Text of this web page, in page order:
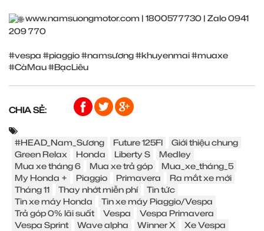
www.namsuongmotor.com | 1800577730 | Zalo 0941
209 770
#vespa #piaggio#namsương#khuyenmai#muaxe
#CàMau#BạcLiêu
CHIA SẺ:
#HEAD_Nam_Sương Future 125FI
Giới thiệu chung
Green Relax
Honda Liberty S
Medley
Mua xe tháng 6
Mua xe trả góp
Mua_xe_tháng_5
My Honda +
Piaggio Primavera
Ra mắt xe mới
Tháng 11
Thay nhớt miễn phí
Tin tức
Tin xe máy Honda
Tin xe máy Piaggio/Vespa
Trả góp 0% lãi suất
Vespa
Vespa Primavera
Vespa Sprint
Wave alpha Winner X Xe Vespa